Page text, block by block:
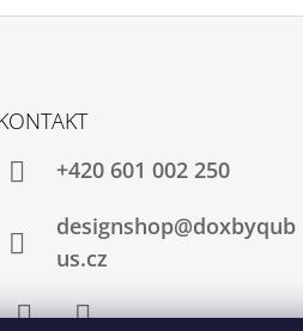
+420‭ 601 002 250
designshop@doxbyqub
us.cz